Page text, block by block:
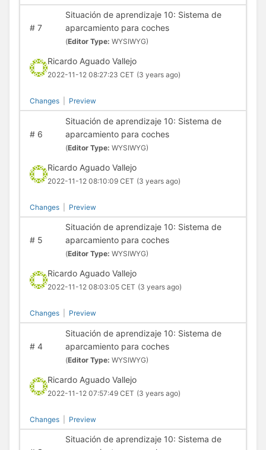
#7
Situación de aprendizaje 10: Sistema de
aparcamiento para coches
(Editor Type: WYSIWYG)
Ricardo Aguado Vallejo
2022-11-12 08:27:23 CET (3 years ago)
Changes Preview
#6
Situación de aprendizaje 10: Sistema de
aparcamiento para coches
(Editor Type: WYSIWYG)
Ricardo Aguado Vallejo
2022-11-12 08:10:09 CET (3 years ago)
Changes Preview
#5
Situación de aprendizaje 10: Sistema de
aparcamiento para coches
(Editor Type: WYSIWYG)
Ricardo Aguado Vallejo
2022-11-12 08:03:05 CET (3 years ago)
Changes Preview
#4
Situación de aprendizaje 10: Sistema de
aparcamiento para coches
(Editor Type: WYSIWYG)
Ricardo Aguado Vallejo
2022-11-12 07:57:49 CET (3 years ago)
Changes Preview
Situación de aprendizaje 10: Sistema de